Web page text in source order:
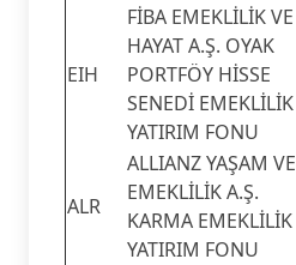
EIH
FİBA EMEKLİLİK VE
HAYAT A.Ş. OYAK
PORTFÖY HİSSE
SENEDİ EMEKLİLİK
YATIRIM FONU
ALR
ALLIANZ YAŞAM VE
EMEKLİLİK A.Ş.
KARMA EMEKLİLİK
YATIRIM FONU